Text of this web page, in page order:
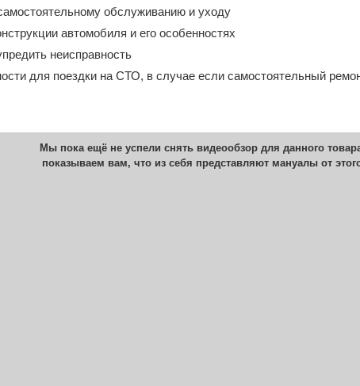
обслуживанию и уходу
автомобиля и его особенностях
неисправность
для поездки на СТО, в случае если самостоятельный
Мы пока ещё не успели снять видеообзор для данного
показываем вам, что из себя представляют мануалы от